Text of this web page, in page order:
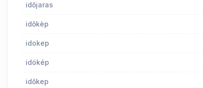
időjaras
időkèp
idokep
idökép
időkep